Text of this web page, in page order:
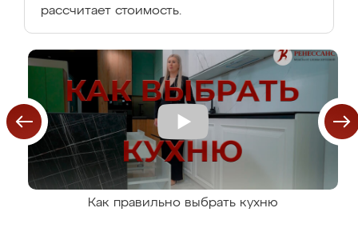
рассчитает стоимость.
Как правильно выбрать кухню